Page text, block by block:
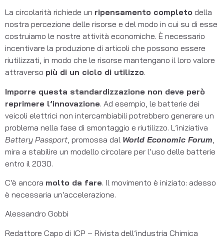
La circolarità richiede un ripensamento completo della
nostra percezione delle risorse e del modo in cui su di esse
costruiamo le nostre attività economiche. È necessario
incentivare la produzione di articoli che possono essere
riutilizzati, in modo che le risorse mantengano il loro valore
attraverso più di un ciclo di utilizzo.
Imporre questa standardizzazione non deve però
reprimere l’innovazione. Ad esempio, le batterie dei
veicoli elettrici non intercambiabili potrebbero generare un
problema nella fase di smontaggio e riutilizzo. L’iniziativa
Battery Passport , promossa dal World Economic Forum
mira a stabilire un modello circolare per l’uso delle batterie
entro il 2030.
C’è ancora molto da fare. Il movimento è iniziato: adesso
è necessaria un’accelerazione.
Alessandro Gobbi
Redattore Capo di ICP – Rivista dell’industria Chimica